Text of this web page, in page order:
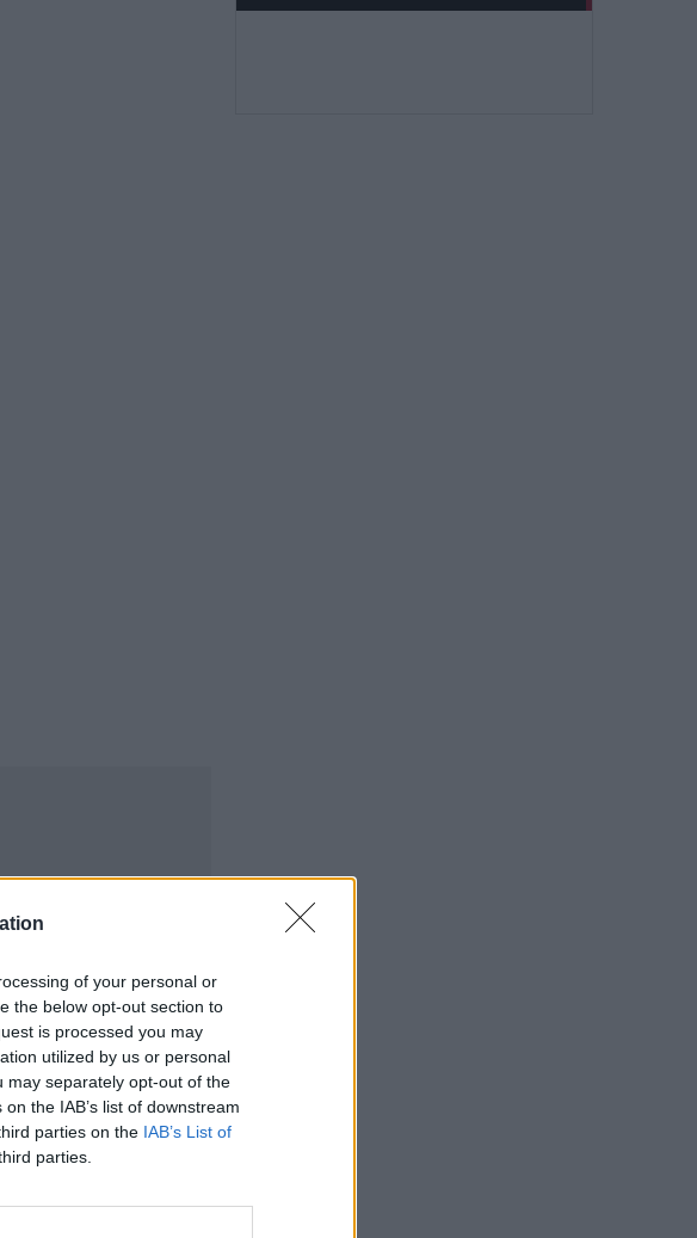
of your personal or
the below opt-out section to
is processed you may
utilized by us or personal
may separately opt-out of the
the IAB’s list of downstream
parties on the IAB’s List of
parties.